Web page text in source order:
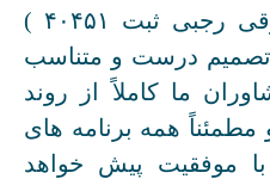
۵۶۲۰۵۱ ( موسسه حقوقی رجبی ثبت ۴۰۴۵۱ )
تصمیم درست و متناسب
ما کاملاً از روند
همه برنامه های
موفقیت پیش خواهد